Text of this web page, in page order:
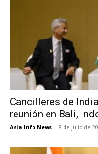
Cancilleres de
reunión en Bali,
Asia Info News - 8 de julio de